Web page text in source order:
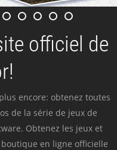
officiel de
encore: obtenez toutes
de la série de jeux de
Obtenez les jeux et
en ligne officielle